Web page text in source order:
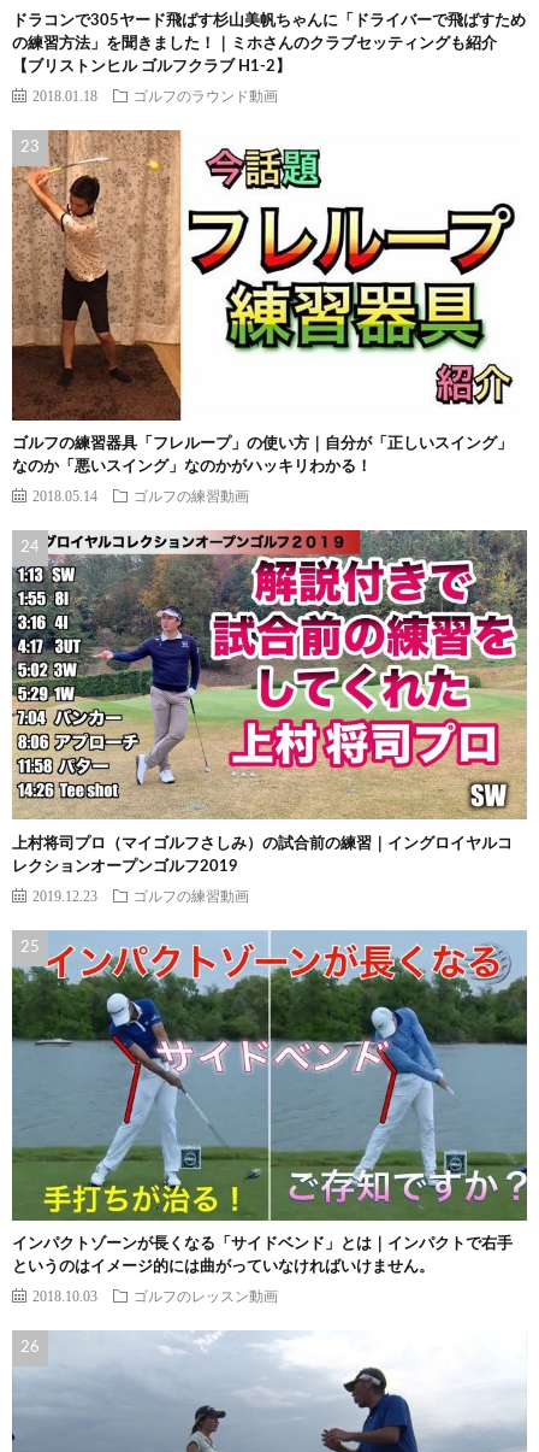
ドラコンで305ヤード飛ばす杉山美帆ちゃんに「ドライバーで飛ばすため
の練習方法」を聞きました！｜ミホさんのクラブセッティングも紹介
【ブリストンヒル ゴルフクラブ H1-2】
2018.01.18 ゴルフのラウンド動画
ゴルフの練習器具「フレループ」の使い方｜自分が「正しいスイング」
なのか「悪いスイング」なのかがハッキリわかる！
2018.05.14 ゴルフの練習動画
上村将司プロ（マイゴルフさしみ）の試合前の練習｜イングロイヤルコ
レクションオープンゴルフ2019
2019.12.23 ゴルフの練習動画
インパクトゾーンが長くなる「サイドベンド」とは｜インパクトで右手
というのはイメージ的には曲がっていなければいけません。
2018.10.03 ゴルフのレッスン動画